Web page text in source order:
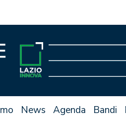
News Agenda Bandi